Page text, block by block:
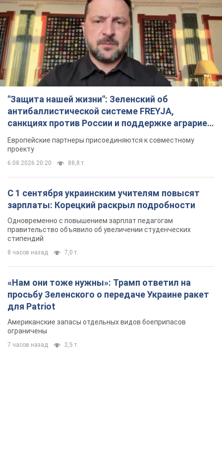
"Защита нашей жизни": Зеленский об
антибаллистической системе FREYJA,
санкциях против России и поддержке аграриев.
Видео
Европейские партнеры присоединяются к совместному
проекту
6.08.2026 20:20 88,8 т.
С 1 сентября украинским учителям повысят
зарплаты: Корецкий раскрыл подробности
Одновременно с повышением зарплат педагогам
правительство объявило об увеличении студенческих
стипендий
8 часов назад 7,0 т.
«Нам они тоже нужны»: Трамп ответил на
просьбу Зеленского о передаче Украине ракет
для Patriot
Американские запасы отдельных видов боеприпасов
ограничены
7 часов назад 2,5 т.